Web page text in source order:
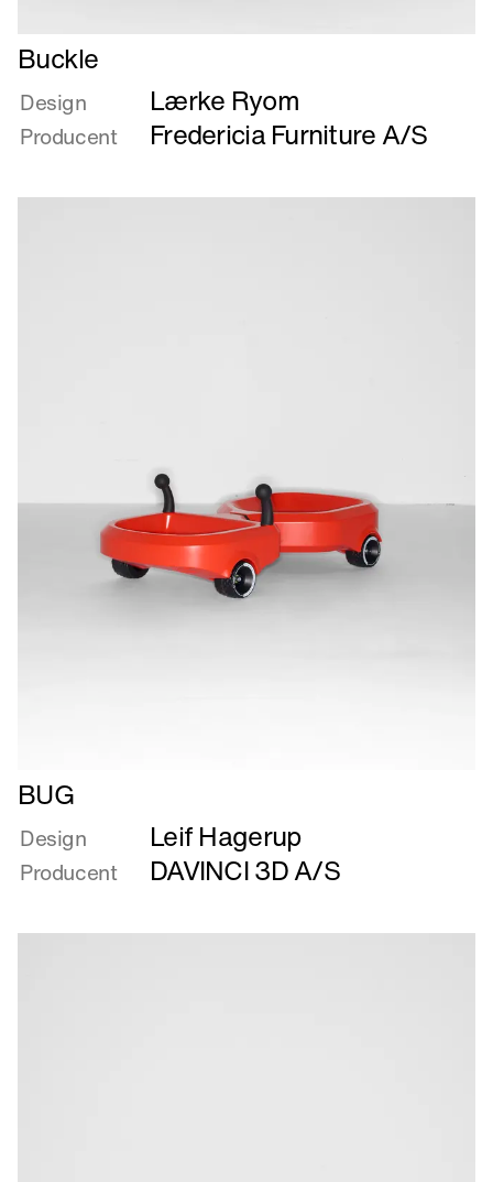
Læs
mere
om
Buckle
Buckle
Design Lærke Ryom
Producent Fredericia Furniture A/S
Læs
mere
om
BUG
BUG
Design Leif Hagerup
Producent DAVINCI 3D A/S